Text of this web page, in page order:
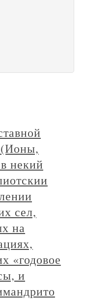
(Ионы,
некий
сел,
на
«годовое
и